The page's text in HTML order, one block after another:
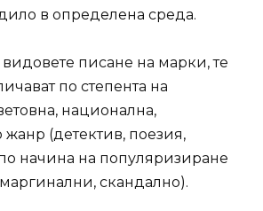
в определена среда.
писане на марки, те
по степента на
национална,
жанр (детектив, поезия,
начина на популяризиране
скандално).